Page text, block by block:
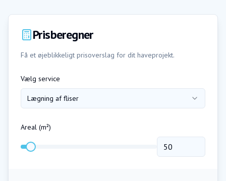
Prisberegner
Få et øjeblikkeligt prisoverslag for dit haveprojekt.
Vælg service
Lægning af fliser
Areal (m²)